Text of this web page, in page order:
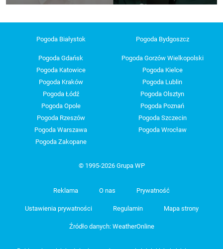
Pogoda Białystok Pogoda Bydgoszcz
Pogoda Gdańsk
Pogoda Gorzów Wielkopolski
Pogoda Katowice
Pogoda Kielce
Pogoda Kraków
Pogoda Lublin
Pogoda Łódź
Pogoda Olsztyn
Pogoda Opole
Pogoda Poznań
Pogoda Rzeszów
Pogoda Szczecin
Pogoda Warszawa
Pogoda Wrocław
Pogoda Zakopane
© 1995-2026 Grupa WP
Reklama O nas Prywatność
Ustawienia prywatności Regulamin Mapa strony
Źródło danych: WeatherOnline